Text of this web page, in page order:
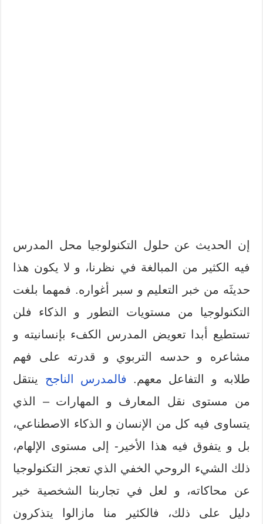
إن الحديث عن حلول التكنولوجيا محل المدرس
فيه الكثير من المبالغة في نظرنا، و لا يكون هذا
حديثَه من خبر التعليم و سبر أغواره. فمهما بلغت
التكنولوجيا من مستويات التطور و الذكاء فلن
تستطيع أبدا تعويض المدرس الكفء بإنسانيته و
مشاعره و حدسه التربوي و قدرته على فهم
طلابه و التفاعل معهم. فالمدرس الناجح ينتقل
من مستوى نقل المعارف و المهارات – الذي
يتساوى فيه كل من الإنسان و الذكاء الاصطناعي،
بل و يتفوق فيه هذا الأخير- إلى مستوى الإلهام،
ذلك الشيء الروحي الخفي الذي تعجز التكنولوجيا
عن محاكاته، و لعل في تجاربنا الشخصية خير
دليل على ذلك، فالكثير منا مازالوا يتذكرون